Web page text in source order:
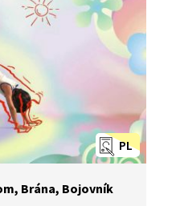
PL
Brána, Bojovník